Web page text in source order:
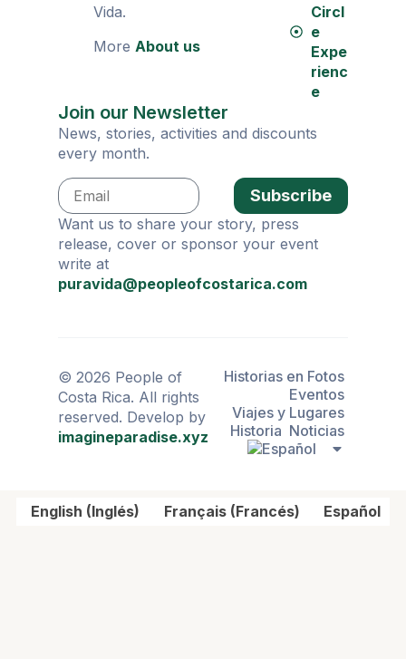
Vida.
More About us
Circl
e
Expe
rienc
e
Join our Newsletter
News, stories, activities and discounts
every month.
Subscribe
Want us to share your story, press
release, cover or sponsor your event
write at
puravida@peopleofcostarica.com
© 2026 People of
Costa Rica. All rights
reserved. Develop by
imagineparadise.xyz
Historias en Fotos
Eventos
Viajes y Lugares
Historia Noticias
English (Inglés) Français(Francés) Español